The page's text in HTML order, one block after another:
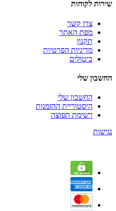
שירות לקוחות
צרו קשר
מפת האתר
תקנון
מדיניות הפרטיות
ביטולים
החשבון שלי
החשבון שלי
היסטוריית ההזמנות
רשימת תפוצה
נגישות